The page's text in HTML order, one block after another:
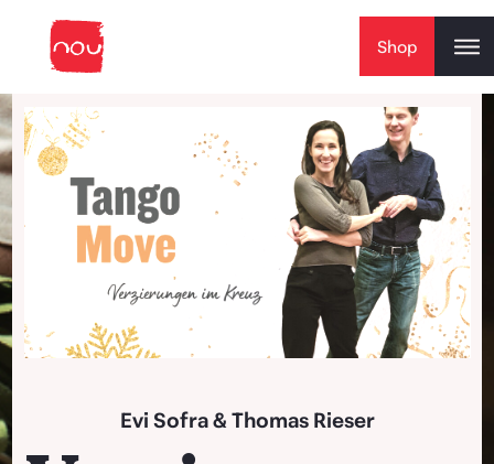
Shop
Play Video
Evi Sofra& Thomas Rieser